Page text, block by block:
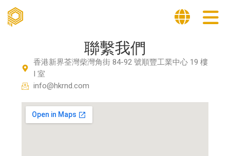
聯繫我們
香港新界荃灣柴灣角街 84-92 號順豐工業中心 19 樓
I 室​
info@hkrnd.com